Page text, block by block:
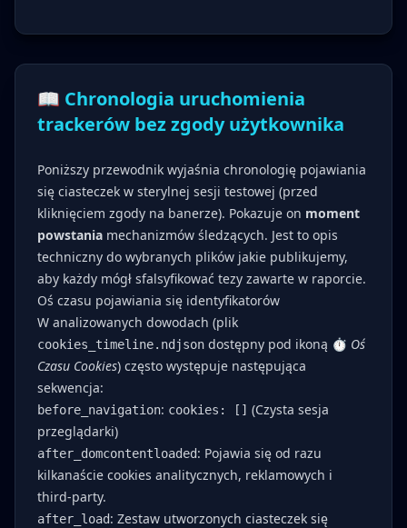
📖 Chronologia uruchomienia
trackerów bez zgody użytkownika
Poniższy przewodnik wyjaśnia chronologię pojawiania
się ciasteczek w sterylnej sesji testowej (przed
kliknięciem zgody na banerze). Pokazuje on moment
powstania mechanizmów śledzących. Jest to opis
techniczny do wybranych plików jakie publikujemy,
aby każdy mógł sfalsyfikować tezy zawarte w raporcie.
Oś czasu pojawiania się identyfikatorów
W analizowanych dowodach (plik
cookies_timeline.ndjson dostępny pod ikoną ⏱️ Oś
Czasu Cookies) często występuje następująca
sekwencja:
before_navigation: cookies: [] (Czysta sesja
przeglądarki)
after_domcontentloaded: Pojawia się od razu
kilkanaście cookies analitycznych, reklamowych i
third-party.
after_load: Zestaw utworzonych ciasteczek się